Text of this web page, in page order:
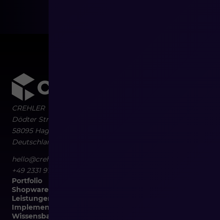
CREHLER
Dödter Straße 10b
58095 Hagen
Deutschland
hello@crehler.de
+49 2331 9108804
Portfolio
Shopware
Leistungen
Implementierungen
Wissensbasis